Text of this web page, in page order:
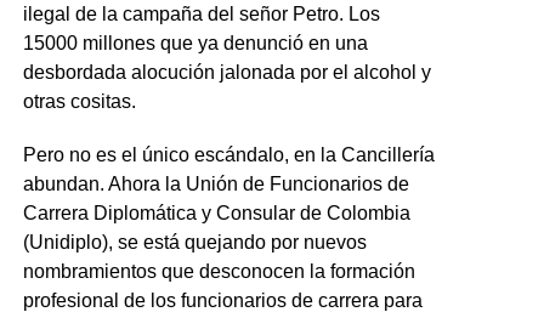
ilegal de la campaña del señor Petro. Los
15000 millones que ya denunció en una
desbordada alocución jalonada por el alcohol y
otras cositas.
Pero no es el único escándalo, en la Cancillería
abundan. Ahora la Unión de Funcionarios de
Carrera Diplomática y Consular de Colombia
(Unidiplo), se está quejando por nuevos
nombramientos que desconocen la formación
profesional de los funcionarios de carrera para